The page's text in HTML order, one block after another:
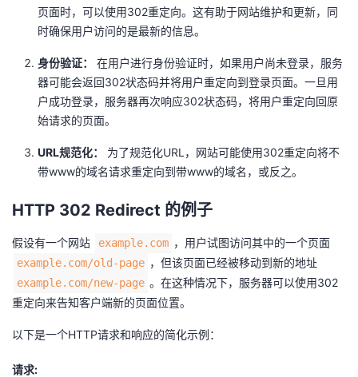
子
直
的
动
我
关
注
我
者
学
堂
我
的
我
Programs
支
持
我
技
的
页面时，可以使用302重定向。这有助于网站维护和更新，同
时确保用户访问的是最新的信息。
身份验证：
在用户进行身份验证时，如果用户尚未登录，服务
器可能会返回302状态码并将用户重定向到登录页面。一旦用
户成功登录，服务器再次响应302状态码，将用户重定向回原
始请求的页面。
URL规范化：
为了规范化URL，网站可能使用302重定向将不
带www的域名请求重定向到带www的域名，或反之。
HTTP 302 Redirect 的例子
假设有一个网站 example.com ，用户试图访问其中的一个页面
example.com/old-page ，但该页面已经被移动到新的地址
example.com/new-page 。在这种情况下，服务器可以使用302
重定向来告知客户端新的页面位置。
以下是一个HTTP请求和响应的简化示例：
请求: